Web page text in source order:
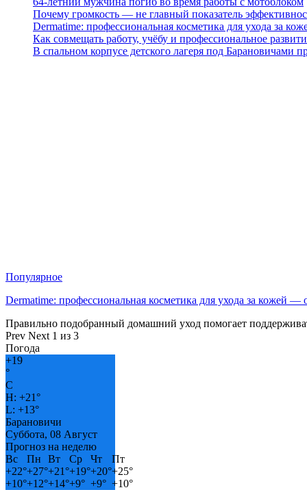
Почему громкость — не главный показатель
Dermatime: профессиональная косметика для ухода за
Как совмещать работу, учёбу и профессиональное
В спальном корпусе детского лагеря под Барановичами
Популярное
Dermatime: профессиональная косметика для ухода за кожей
Правильно подобранный домашний уход помогает
Prev Next 1 из 3
Погода
+19
°
C
H: +21°
L: +13°
Барановичи
Суббота, 08 Август
Прогноз на неделю
Вс
Пн Вт Ср Чт
Пт
+22°+27°+21°+19°+20°+25°
+10°+12°+14°+9° +9° +10°